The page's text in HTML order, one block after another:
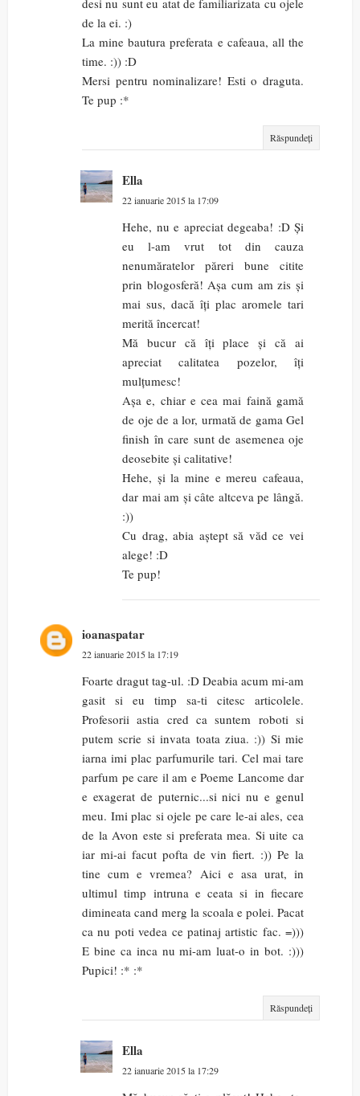
de la ei. :)
La mine bautura preferata e cafeaua, all the
time. :)) :D
Mersi pentru nominalizare! Esti o draguta.
Te pup :*
Răspundeți
Ella
22 ianuarie 2015 la 17:09
Hehe, nu e apreciat degeaba! :D Și
eu l-am vrut tot din cauza
nenumăratelor păreri bune citite
prin blogosferă! Așa cum am zis și
mai sus, dacă îți plac aromele tari
merită încercat!
Mă bucur că îți place și că ai
apreciat calitatea pozelor, îți
mulțumesc!
Așa e, chiar e cea mai faină gamă
de oje de a lor, urmată de gama Gel
finish în care sunt de asemenea oje
deosebite și calitative!
Hehe, și la mine e mereu cafeaua,
dar mai am și câte altceva pe lângă.
:))
Cu drag, abia aștept să văd ce vei
alege! :D
Te pup!
ioanaspatar
22 ianuarie 2015 la 17:19
Foarte dragut tag-ul. :D Deabia acum mi-am
gasit si eu timp sa-ti citesc articolele.
Profesorii astia cred ca suntem roboti si
putem scrie si invata toata ziua. :)) Si mie
iarna imi plac parfumurile tari. Cel mai tare
parfum pe care il am e Poeme Lancome dar
e exagerat de puternic...si nici nu e genul
meu. Imi plac si ojele pe care le-ai ales, cea
de la Avon este si preferata mea. Si uite ca
iar mi-ai facut pofta de vin fiert. :)) Pe la
tine cum e vremea? Aici e asa urat, in
ultimul timp intruna e ceata si in fiecare
dimineata cand merg la scoala e polei. Pacat
ca nu poti vedea ce patinaj artistic fac. =)))
E bine ca inca nu mi-am luat-o in bot. :)))
Pupici! :* :*
Răspundeți
Ella
22 ianuarie 2015 la 17:29